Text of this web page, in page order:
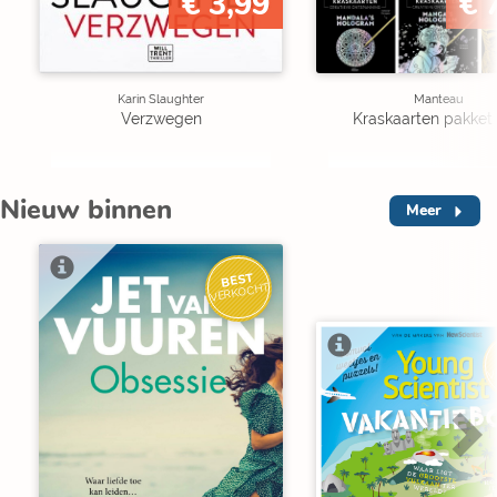
Karin Slaughter
Verzwegen
Manteau
Kraskaarten pakket
Nieuw binnen Meer
BEST
VERKOCHT